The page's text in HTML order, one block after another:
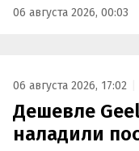
06 августа 2026, 00:03
06 августа 2026, 17:02
Дешевле
наладили